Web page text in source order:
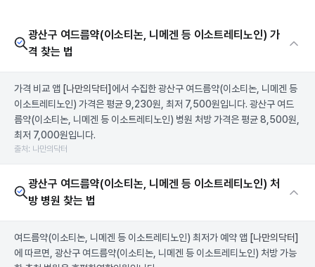
광산구 여드름약(이소티논, 니메겐 등 이소트레티노인) 가
격 찾는 법
가격 비교 앱 [나만의닥터] 에서 수집한 광산구 여드름약(이소티논, 니메겐 등
이소트레티노인) 가격은 평균 9,230원, 최저 7,500원입니다. 광산구 여드
름약(이소티논, 니메겐 등 이소트레티노인) 병원 처방 가격은 평균 8,500원,
최저 7,000원입니다.
출처: 나만의닥터
광산구 여드름약(이소티논, 니메겐 등 이소트레티노인) 처
방 병원 찾는 법
여드름약(이소티논, 니메겐 등 이소트레티노인) 최저가 예약 앱 [나만의닥터]
에 따르면, 광산구 여드름약(이소티논, 니메겐 등 이소트레티노인) 처방 가능